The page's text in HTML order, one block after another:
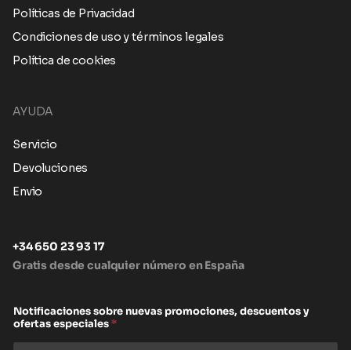
Políticas de Privacidad
Condiciones de uso y términos legales
Política de cookies
AYUDA
Servicio
Devoluciones
Envio
+34 650 23 93 17
Gratis desde cualquier número en España
Notificaciones sobre nuevas promociones, descuentos y
ofertas especiales*